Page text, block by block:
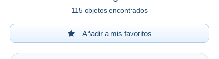
115 objetos encontrados
Añadir a mis favoritos